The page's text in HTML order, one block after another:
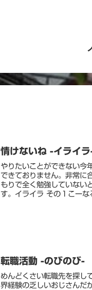
情けないね -イライ
やりたいことができない今
できておりません。非常に
もりで全く勉強していない
す。イライラ その１こーな
転職活動 -のびのび-
めんどくさい転職先を探し
界経験の乏しいおじさんだ